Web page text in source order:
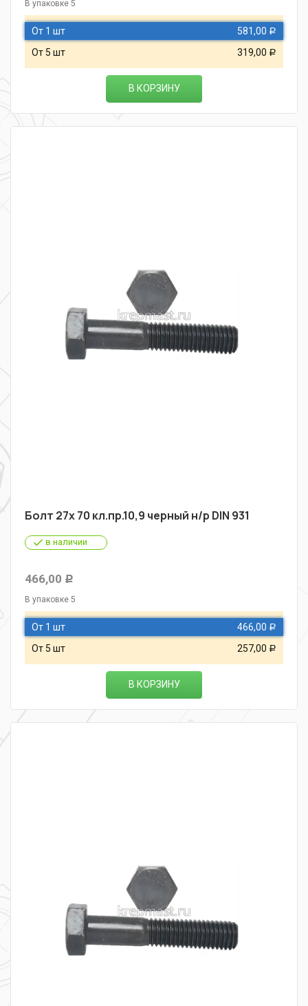
В упаковке 5
От 1 шт 581,00 Р
От 5 шт 319,00 Р
В КОРЗИНУ
Болт 27х 70 кл.пр.10,9 черный н/р DIN 931
в наличии
466,00 Р
В упаковке 5
От 1 шт 466,00 Р
От 5 шт 257,00 Р
В КОРЗИНУ